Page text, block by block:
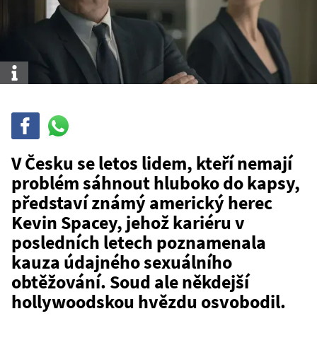
Info
Sdílej
WhatsAppu
V Česku se letos lidem, kteří nemají
problém sáhnout hluboko do kapsy,
představí známý americký herec
Kevin Spacey, jehož kariéru v
posledních letech poznamenala
kauza údajného sexuálního
obtěžování. Soud ale někdejší
hollywoodskou hvězdu osvobodil.